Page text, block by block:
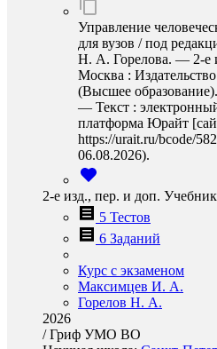
Управление
для вузов / под
Н. А. Горелова. — 2-е
Москва :
(Высшее
— Текст :
платформа Юрайт
https://urait.ru/bcode/
06.08.2026).
2-е изд., пер. и доп. Учебник
5 Тестов
6 Заданий
Курс с экзаменом
Максимцев И. А.
Горелов Н. А.
2026
/Гриф УМО ВО